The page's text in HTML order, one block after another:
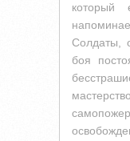
который
Солдаты,
боя